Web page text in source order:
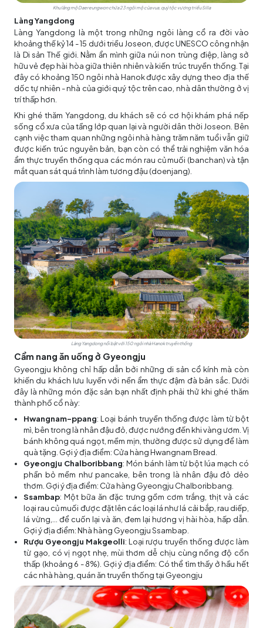
Khu lăng mộ Daereungwon chứa 23 ngôi mộ của vua, quý tộc vương triều Silla
Làng Yangdong
Làng Yangdong là một trong những ngôi làng cổ ra đời vào
khoảng thế kỷ 14 - 15 dưới triều Joseon, được UNESCO công nhận
là Di sản Thế giới. Nằm ẩn mình giữa núi non trùng điệp, làng sở
hữu vẻ đẹp hài hòa giữa thiên nhiên và kiến trúc truyền thống. Tại
đây có khoảng 150 ngôi nhà Hanok được xây dựng theo địa thế
dốc tự nhiên - nhà của giới quý tộc trên cao, nhà dân thường ở vị
trí thấp hơn.
Khi ghé thăm Yangdong, du khách sẽ có cơ hội khám phá nếp
sống cổ xưa của tầng lớp quan lại và người dân thời Joseon. Bên
cạnh việc tham quan những ngôi nhà hàng trăm năm tuổi vẫn giữ
được kiến trúc nguyên bản, bạn còn có thể trải nghiệm văn hóa
ẩm thực truyền thống qua các món rau củ muối (banchan) và tận
mắt quan sát quá trình làm tương đậu (doenjang).
Làng Yangdong nổi bật với 150 ngôi nhà Hanok truyền thống
Cẩm nang ăn uống ở Gyeongju
Gyeongju không chỉ hấp dẫn bởi những di sản cổ kính mà còn
khiến du khách lưu luyến với nền ẩm thực đậm đà bản sắc. Dưới
đây là những món đặc sản bạn nhất định phải thử khi ghé thăm
thành phố cổ này:
Hwangnam-ppang: Loại bánh truyền thống được làm từ bột
mì, bên trong là nhân đậu đỏ, được nướng đến khi vàng ươm. Vị
bánh không quá ngọt, mềm mịn, thường được sử dụng để làm
quà tặng. Gợi ý địa điểm: Cửa hàng Hwangnam Bread.
Gyeongju Chalboribbang: Món bánh làm từ bột lúa mạch có
phần bỏ mềm như pancake, bên trong là nhân đậu đỏ dẻo
thơm. Gợi ý địa điểm: Cửa hàng Gyeongju Chalboribbang.
Ssambap: Một bữa ăn đặc trưng gồm cơm trắng, thịt và các
loại rau củ muối được đặt lên các loại lá như lá cải bắp, rau diếp,
lá vừng,... để cuốn lại và ăn, đem lại hương vị hài hòa, hấp dẫn.
Gợi ý địa điểm: Nhà hàng Gyeongju Ssambap.
Rượu Gyeongju Makgeolli: Loại rượu truyền thống được làm
từ gạo, có vị ngọt nhẹ, mùi thơm dễ chịu cùng nồng độ cồn
thấp (khoảng 6 - 8%). Gợi ý địa điểm: Có thể tìm thấy ở hầu hết
các nhà hàng, quán ăn truyền thống tại Gyeongju